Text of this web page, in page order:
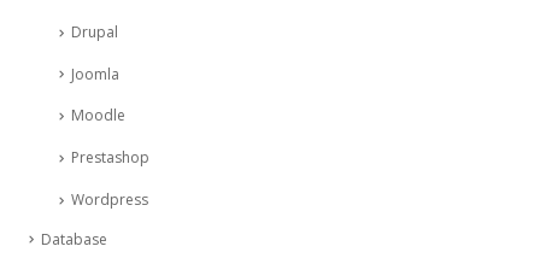
Drupal
Joomla
Moodle
Prestashop
Wordpress
Database